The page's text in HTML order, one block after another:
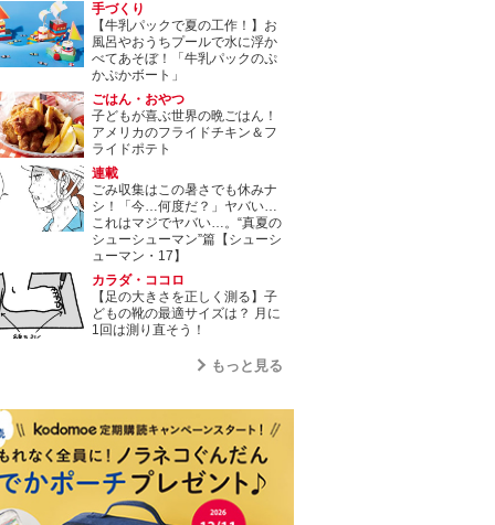
手づくり
【牛乳パックで夏の工作！】お
風呂やおうちプールで水に浮か
べてあそぼ！「牛乳パックのぷ
かぷかボート」
ごはん・おやつ
子どもが喜ぶ世界の晩ごはん！
アメリカのフライドチキン＆フ
ライドポテト
連載
ごみ収集はこの暑さでも休みナ
シ！「今…何度だ？」ヤバい…
これはマジでヤバい…。“真夏の
シューシューマン”篇【シューシ
ューマン・17】
カラダ・ココロ
【足の大きさを正しく測る】子
どもの靴の最適サイズは？ 月に
1回は測り直そう！
もっと見る